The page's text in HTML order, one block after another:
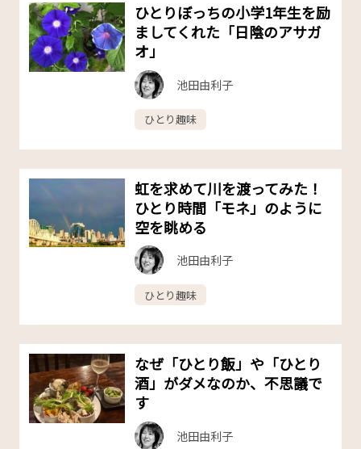
ひとりぼっちの小学1年生を励
ましてくれた「日陰のアサガ
オ」
池田由利子
ひとり趣味
虹を求めて川を渡ってみた！
ひとり時間「モネ」のように
空を眺める
池田由利子
ひとり趣味
なぜ「ひとり飯」や「ひとり
酒」がダメなのか、不思議で
す
池田由利子